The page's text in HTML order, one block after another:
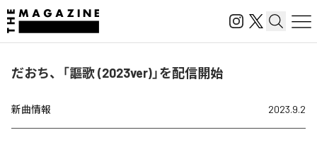
だおち、「謳歌 (2023ver)」を配信開始
新曲情報 2023.9.2